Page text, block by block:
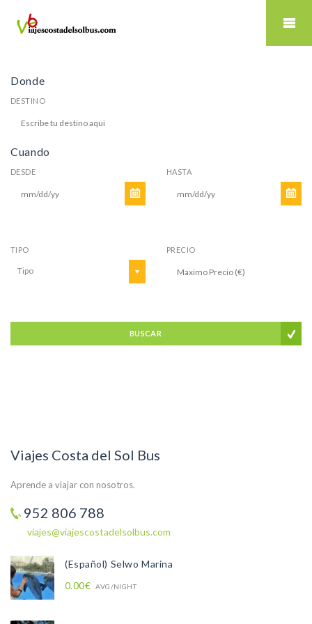
Donde
DESTINO
Cuando
DESDE HASTA
TIPO
Tipo
PRECIO
BUSCAR
Viajes Costa del Sol Bus
Aprende a viajar con nosotros.
952 806 788
viajes@viajescostadelsolbus.com
(Español) Selwo Marina
0.00€ AVG/NIGHT